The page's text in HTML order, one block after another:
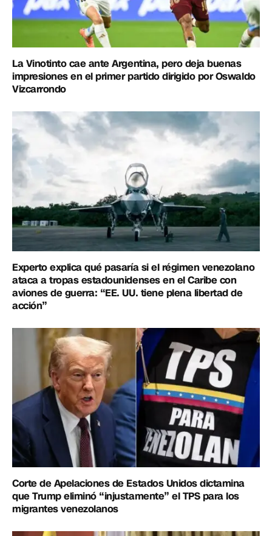
La Vinotinto cae ante Argentina, pero deja buenas
impresiones en el primer partido dirigido por Oswaldo
Vizcarrondo
Experto explica qué pasaría si el régimen venezolano
ataca a tropas estadounidenses en el Caribe con
aviones de guerra: “EE. UU. tiene plena libertad de
acción”
Corte de Apelaciones de Estados Unidos dictamina
que Trump eliminó “injustamente” el TPS para los
migrantes venezolanos